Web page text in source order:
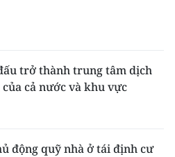
trở thành trung tâm dịch
cả nước và khu vực
động quỹ nhà ở tái định cư